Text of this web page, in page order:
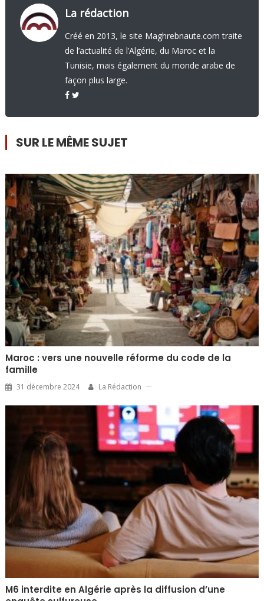
La rédaction
Créé en 2013, le site Maghrebnaute.com traite
de l’actualité de l’Algérie, du Maroc et la
Tunisie, mais également du monde arabe de
façon plus large.
SUR LE MÊME SUJET
Maroc : vers une nouvelle réforme du code de la
famille
31 décembre 2024 La Rédaction
M6 interdite en Algérie après la diffusion d’une